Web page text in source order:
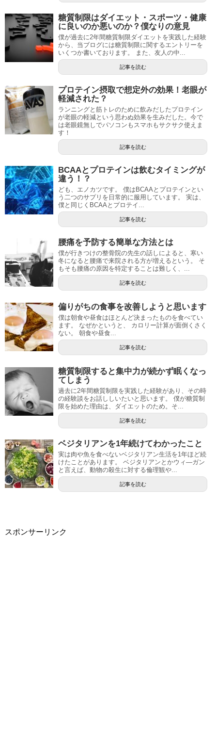
糖質制限はダイエット・スポーツ・健康
に良いのか悪いのか？僕なりの意見
僕が過去に2年間糖質制限ダイエットを実践した経験
から、当ブログには糖質制限に関するエントリーを
いくつか書いております。 また、友人の中...
記事を読む
プロテイン摂取で想定外の効果！老眼が
軽減された？
ランニングと筋トレのために飲みだしたプロテイン
が老眼の軽減という思わぬ効果を生みだした。今で
は老眼鏡無しでパソコンもスマホもサクサク使えま
す！
記事を読む
BCAAとプロテインは飲むタイミングが
違う！？
ども、エノカツです。 僕はBCAAとプロテインとい
う二つのサプリを日常的に服用しています。 実は、
僕と同じくBCAAとプロテイ...
記事を読む
腰痛を予防する簡単な方法とは
僕が行きつけの整骨院の先生の話しによると、寒い
冬になると腰痛で来院される方が増えるという。 そ
もそも腰痛の原因を特定することは難しく、...
記事を読む
偏りがちの食事を改善しようと思います
僕は朝食や昼食はほとんど決まったものを食べてい
ます。 なぜかというと、 カロリー計算が面倒くさく
ない。 朝食や昼食...
記事を読む
糖質制限すると集中力が続かず眠くなっ
てしまう
過去に2年間糖質制限を実践した経験があり、その時
の経験談をお話ししいたいと思います。 僕が糖質制
限を始めた理由は、ダイエットのため。そ...
記事を読む
ベジタリアンを1年続けてわかったこと
実は肉や魚を食べないベジタリアン生活を1年ほど続
けたことがあります。 ベジタリアンとかウィ―ガン
と言えば、動物の殺生に対する倫理観や...
記事を読む
スポンサーリンク